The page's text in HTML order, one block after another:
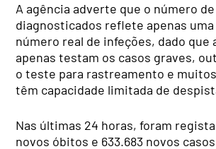
A agência adverte que o número
diagnosticados reflete apenas
número real de infeções, dado que
apenas testam os casos graves,
o teste para rastreamento e
têm capacidade limitada de
Nas últimas 24 horas, foram
novos óbitos e 633.683 novos